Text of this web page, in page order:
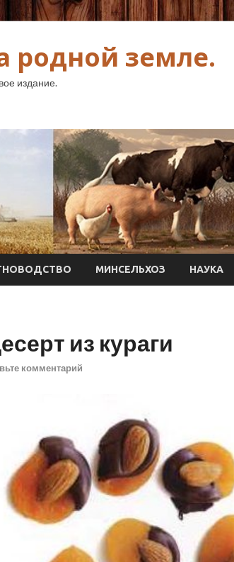
родной земле.
издание.
МИНСЕЛЬХОЗ НАУКА
из кураги
комментарий